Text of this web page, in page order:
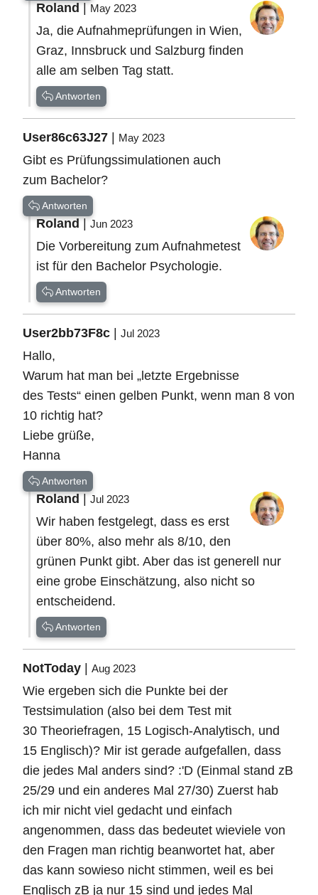
Roland| May 2023
Ja, die Aufnahmeprüfungen in Wien,
Graz, Innsbruck und Salzburg finden
alle am selben Tag statt.
Antworten
User86c63J27 May 2023
Gibt es Prüfungssimulationen auch
zum Bachelor?
Antworten
Roland|Jun 2023
Die Vorbereitung zum Aufnahmetest
ist für den Bachelor Psychologie.
Antworten
User2bb73F8c Jul 2023
Hallo,
Warum hat man bei „letzte Ergebnisse
des Tests“ einen gelben Punkt, wenn man 8 von
10 richtig hat?
Liebe grüße,
Hanna
Antworten
Roland|Jul 2023
Wir haben festgelegt, dass es erst
über 80%, also mehr als 8/10, den
grünen Punkt gibt. Aber das ist generell nur
eine grobe Einschätzung, also nicht so
entscheidend.
Antworten
NotToday Aug 2023
Wie ergeben sich die Punkte bei der
Testsimulation (also bei dem Test mit
30 Theoriefragen, 15 Logisch-Analytisch, und
15 Englisch)? Mir ist gerade aufgefallen, dass
die jedes Mal anders sind? :'D (Einmal stand zB
25/29 und ein anderes Mal 27/30) Zuerst hab
ich mir nicht viel gedacht und einfach
angenommen, dass das bedeutet wieviele von
den Fragen man richtig beanwortet hat, aber
das kann sowieso nicht stimmen, weil es bei
Englisch zB ja nur 15 sind und jedes Mal